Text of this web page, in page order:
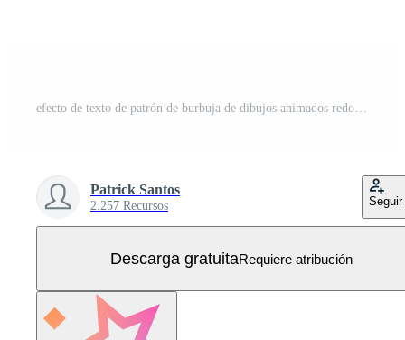
efecto de texto de patrón de burbuja de dibujos animados redondeado verde vibrante Vector Gratis
Patrick Santos
2.257 Recursos Seguir
Descarga gratuitaRequiere atribución